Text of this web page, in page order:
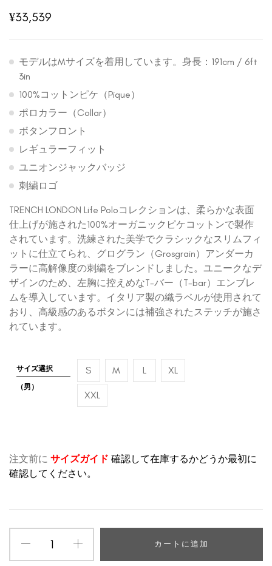
¥33,539
モデルはMサイズを着用しています。身長：191cm / 6ft
3in
100%コットンピケ（Pique）
ポロカラー（Collar）
ボタンフロント
レギュラーフィット
ユニオンジャックバッジ
刺繍ロゴ
TRENCH LONDON Life Poloコレクションは、柔らかな表面
仕上げが施された100%オーガニックピケコットンで製作
されています。洗練された美学でクラシックなスリムフィ
ットに仕立てられ、グログラン（Grosgrain）アンダーカ
ラーに高解像度の刺繍をブレンドしました。ユニークなデ
ザインのため、左胸に控えめなT-バー（T-bar）エンブレ
ムを導入しています。イタリア製の織ラベルが使用されて
おり、高級感のあるボタンには補強されたステッチが施さ
れています。
サイズ選択
（男）
S M L XL
XXL
注文前に サイズガイド 確認して在庫するかどうか最初に
確認してください。
カートに追加